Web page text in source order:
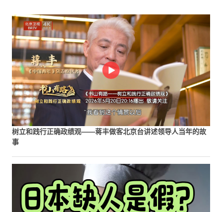
树立和践行正确政绩观——蒋丰做客北京台讲述领导人当年的故
事